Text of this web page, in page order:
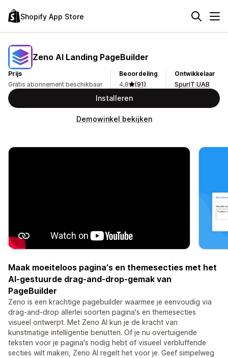
Shopify App Store
Zeno AI Landing PageBuilder
Prijs
Gratis abonnement beschikbaar
Beoordeling
4,8
(91)
Ontwikkelaar
SpurIT UAB
Installeren
Demowinkel bekijken
Maak moeiteloos pagina's en themesecties met het
AI-gestuurde drag-and-drop-gemak van
PageBuilder
Zeno is een krachtige pagebuilder waarmee je eenvoudig via
drag-and-drop allerlei soorten pagina's en themesecties
visueel ontwerpt. Met Zeno AI kun je de kracht van
kunstmatige intelligentie benutten. Of je nu overtuigende
teksten voor je pagina's nodig hebt of visueel verbluffende
secties wilt maken, Zeno AI regelt het voor je. Geef simpelweg